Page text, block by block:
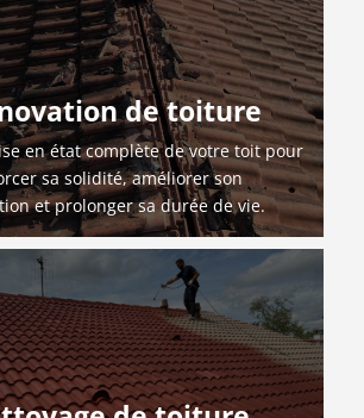
de toiture
en état complète de votre toit pour
sa solidité, améliorer son
et prolonger sa durée de vie.